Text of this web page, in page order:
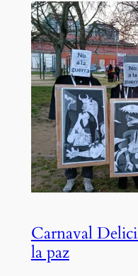
Carnaval
la paz